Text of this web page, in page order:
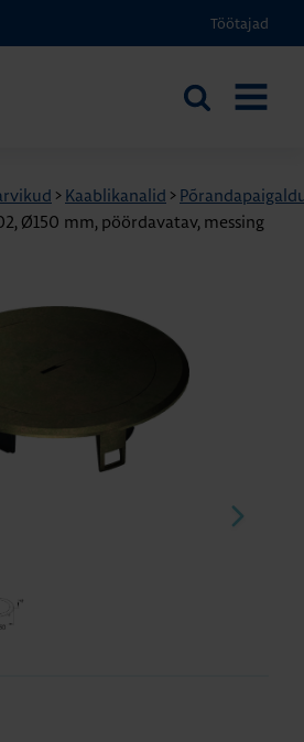
Töötajad
Otsi
> Kaablikanalid >
Ø150 mm, pöördavatav, messing